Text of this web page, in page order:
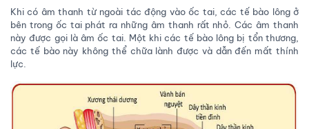
Khi có âm thanh từ ngoài tác động vào ốc tai, các tế bào lông ở
bên trong ốc tai phát ra những âm thanh rất nhỏ. Các âm thanh
này được gọi là âm ốc tai. Một khi các tế bào lông bị tổn thương,
các tế bào này không thể chữa lành được và dẫn đến mất thính
lực.